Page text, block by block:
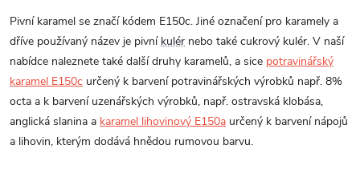
Pivní karamel se značí kódem E150c. Jiné označení pro karamely a
dříve používaný název je pivní kulér nebo také cukrový kulér. V naší
nabídce naleznete také další druhy karamelů, a sice potravinářský
karamel E150c určený k barvení potravinářských výrobků např. 8%
octa a k barvení uzenářských výrobků, např. ostravská klobása,
anglická slanina a karamel lihovinový E150a určený k barvení nápojů
a lihovin, kterým dodává hnědou rumovou barvu.